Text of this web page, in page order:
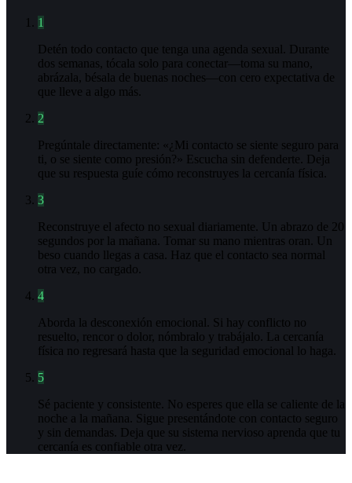
1
Detén todo contacto que tenga una agenda sexual. Durante
dos semanas, tócala solo para conectar—toma su mano,
abrázala, bésala de buenas noches—con cero expectativa de
que lleve a algo más.
2
Pregúntale directamente: «¿Mi contacto se siente seguro para
ti, o se siente como presión?» Escucha sin defenderte. Deja
que su respuesta guíe cómo reconstruyes la cercanía física.
3
Reconstruye el afecto no sexual diariamente. Un abrazo de 20
segundos por la mañana. Tomar su mano mientras oran. Un
beso cuando llegas a casa. Haz que el contacto sea normal
otra vez, no cargado.
4
Aborda la desconexión emocional. Si hay conflicto no
resuelto, rencor o dolor, nómbralo y trabájalo. La cercanía
física no regresará hasta que la seguridad emocional lo haga.
5
Sé paciente y consistente. No esperes que ella se caliente de la
noche a la mañana. Sigue presentándote con contacto seguro
y sin demandas. Deja que su sistema nervioso aprenda que tu
cercanía es confiable otra vez.